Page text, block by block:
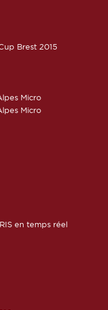
Brest 2015
Micro
Micro
en temps réel